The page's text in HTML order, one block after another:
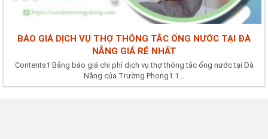
BÁO GIÁ DỊCH VỤ THỢ THÔNG TẮC ỐNG NƯỚC TẠI ĐÀ
NẴNG GIÁ RẺ NHẤT
Contents1 Bảng báo giá chi phí dịch vụ thợ thông tắc ống nước tại Đà
Nẵng của Trường Phong1.1...